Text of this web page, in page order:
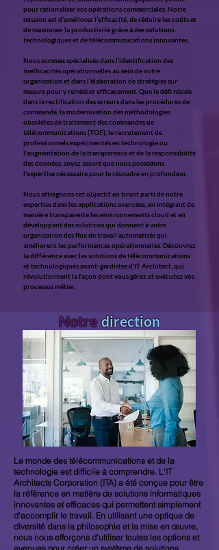
pour rationaliser vos opérations commerciales. Notre
mission est d’améliorer l’efficacité, de réduire les coûts et
de maximiser la productivité grâce à des solutions
technologiques et de télécommunications innovantes.
Nous sommes spécialisés dans l’identification des
inefficacités opérationnelles au sein de votre
organisation et dans l’élaboration de stratégies sur
mesure pour y remédier efficacement. Que le défi réside
dans la rectification des erreurs dans les procédures de
commande, la modernisation des méthodologies
obsolètes de traitement des commandes de
télécommunications (TOF), le recrutement de
professionnels expérimentés en technologie ou
l'augmentation de la transparence et de la responsabilité
des données, soyez assuré que nous possédons
l'expertise nécessaire pour le résoudre en profondeur.
Nous atteignons cet objectif en tirant parti de notre
expertise dans les applications avancées, en intégrant de
manière transparente les environnements cloud et en
développant des solutions qui donnent à votre
organisation des flux de travail automatisés qui
améliorent les performances opérationnelles. Découvrez
la différence avec les solutions de télécommunications
et technologiques avant-gardistes d'IT Architect, qui
révolutionnent la façon dont vous gérez et exécutez vos
processus métier.
Notre direction
Le monde des télécommunications et de la
technologie est difficile à comprendre. L'IT
Architects Corporation (ITA) a été conçue pour être
la référence en matière de solutions informatiques
innovantes et efficaces qui permettent simplement
d'accomplir le travail. En utilisant une optique de
diversité dans la philosophie et la mise en œuvre,
nous nous efforçons d’utiliser toutes les options et